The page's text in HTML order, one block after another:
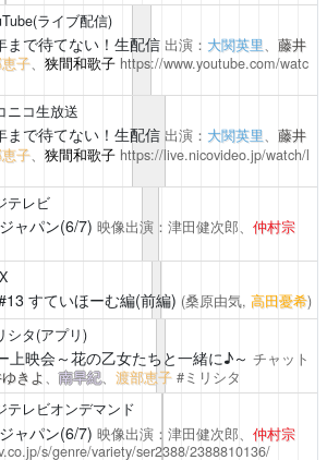
ライブ配信)
まで待てない！生配信 出演： 大関英里、 藤井
子、 狭間和歌子 https://www.youtube.com/watc
ニコ生放送
まで待てない！生配信 出演： 大関英里、 藤井
子、 狭間和歌子 https://live.nicovideo.jp/watch/l
テレビ
ャパン(6/7) 映像出演：津田健次郎、 仲村宗
すていほーむ編(前編) (桑原由気, 高田憂希)
シタ(アプリ)
上映会～花の乙女たちと一緒に♪～ チャット
きよ、南早紀、 渡部恵子#ミリシタ
テレビオンデマンド
ャパン(6/7) 映像出演：津田健次郎、 仲村宗
s/genre/variety/ser2388/2388810136/